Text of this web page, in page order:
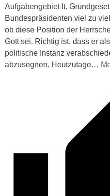
Aufgabengebiet lt.
Bundespräsidenten viel zu
ob diese Position der
Gott sei. Richtig ist, dass er
politische Instanz
abzusegnen. Heutzutage…